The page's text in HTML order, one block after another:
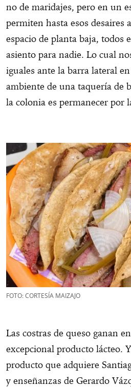
no de maridajes, pero en un
permiten hasta esos desaires
espacio de planta baja, todos
asiento para nadie. Lo cual
iguales ante la barra lateral
ambiente de una taquería de
la colonia es permanecer por
FOTO: CORTESÍA MAIZAJO
Las costras de queso ganan
excepcional producto lácteo.
producto que adquiere
y enseñanzas de Gerardo